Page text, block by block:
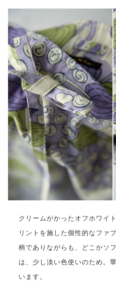
クリームがかったオフホワイ
リントを施した個性的なファ
柄でありながらも、どこかソ
は、少し淡い色使いのため。
います。